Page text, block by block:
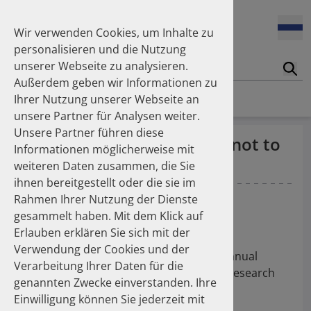
Homepage Publikationen
Feldt Sandra
Fischer Laura
Franzmann Alexandra
Freudewald Leonard G.
Friedland Kristina
Friis Robert
Ganso Matthias
Goebel Ralf
Götzinger Felix
Gradl Gabriele
Griese-Mammen Nina
Hadji Peyman
Haehling Stephan
Haidinger Gerald
Hansen Kerstin
Heinemann Axel
Heinemann Lutz
den Hausmüll?
17.04.2026
Das Potenzial des DAPI zur Unterstützung der
Apothekerkammern – Was ist das DAPI?
07.04.2026
Trends in use of antipsychotics in Germany 2014–2024: a
nationwide population-based study
25.11.2025
Increasing use of non-statin and combination lipid-
lowering therapies 2012–2025: a nationwide study
23.10.2025
Inhaler use and their carbon footprint in Germany: a 10-
year analysis (2013–2022)
Rebate contracts: reasons not to
substitute
Krieg EM Gradl G Schulz M
21. Jahrestagung der Gesellschaft für
Arzneimittelanwendungsforschung und
Arzneimittelepidemiologie (GAA) - 21st Annual
Meeting of the German Drug Utilisation Research
Group (GAA), 20.11. - 21.11.2014, Bonn.
Wir verwenden Cookies, um Inhalte zu
personalisieren und die Nutzung
unserer Webseite zu analysieren.
Außerdem geben wir Informationen zu
Ihrer Nutzung unserer Webseite an
unsere Partner für Analysen weiter.
Unsere Partner führen diese
Informationen möglicherweise mit
weiteren Daten zusammen, die Sie
ihnen bereitgestellt oder die sie im
Rahmen Ihrer Nutzung der Dienste
gesammelt haben. Mit dem Klick auf
Erlauben erklären Sie sich mit der
Verwendung der Cookies und der
Verarbeitung Ihrer Daten für die
genannten Zwecke einverstanden. Ihre
Einwilligung können Sie jederzeit mit